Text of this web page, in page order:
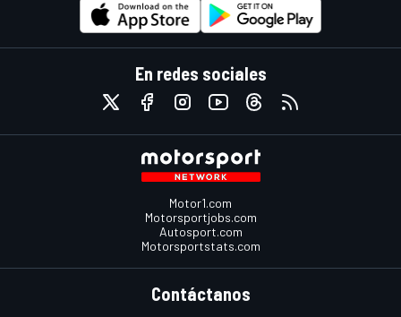
En redes sociales
Motor1.com
Motorsportjobs.com
Autosport.com
Motorsportstats.com
Contáctanos